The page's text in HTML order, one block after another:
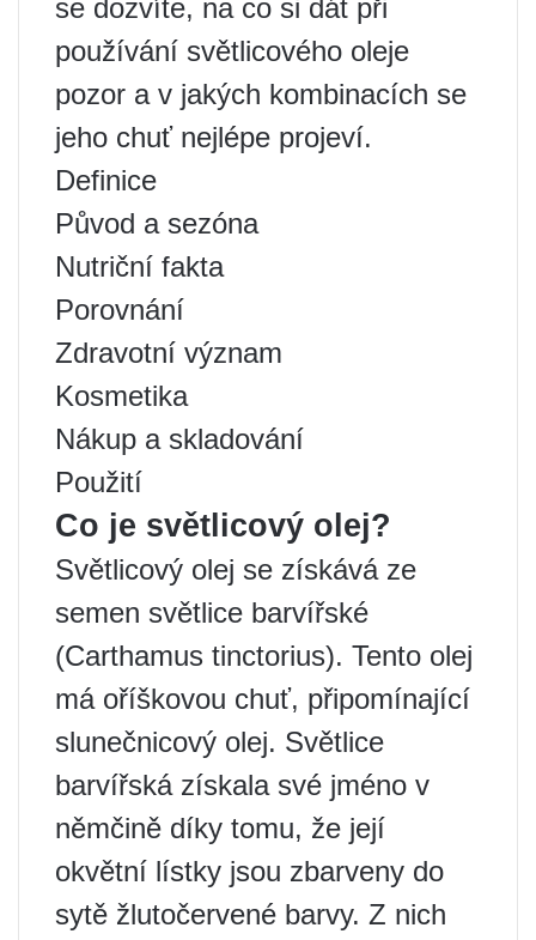
se dozvíte, na co si dát při
používání světlicového oleje
pozor a v jakých kombinacích se
jeho chuť nejlépe projeví.
Definice
Původ a sezóna
Nutriční fakta
Porovnání
Zdravotní význam
Kosmetika
Nákup a skladování
Použití
Co je světlicový olej?
Světlicový olej se získává ze
semen světlice barvířské
(Carthamus tinctorius). Tento olej
má oříškovou chuť, připomínající
slunečnicový olej. Světlice
barvířská získala své jméno v
němčině díky tomu, že její
okvětní lístky jsou zbarveny do
sytě žlutočervené barvy. Z nich